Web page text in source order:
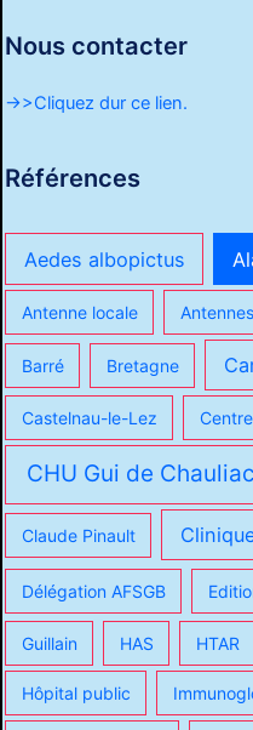
Nous contacter
->>Cliquez dur ce lien.
Références
Aedes albopictus
Antenne locale
Barré Bretagne
Castelnau-le-Lez
CHU Gui de Chauliac
Claude Pinault
Délégation AFSGB
Guillain HAS HTAR
Hôpital public